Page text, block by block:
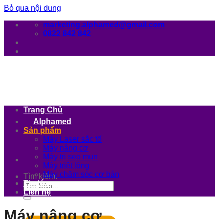
Bỏ qua nội dung
marketing.alphamed@gmail.com
0822 842 842
Tìm kiếm:
Trang Chủ
Alphamed
Sản phẩm
Máy Laser sắc tố
Máy nâng cơ
Máy trị sẹo mụn
Máy triệt lông
Máy chăm sóc cơ bản
Tin tức
Liên hệ